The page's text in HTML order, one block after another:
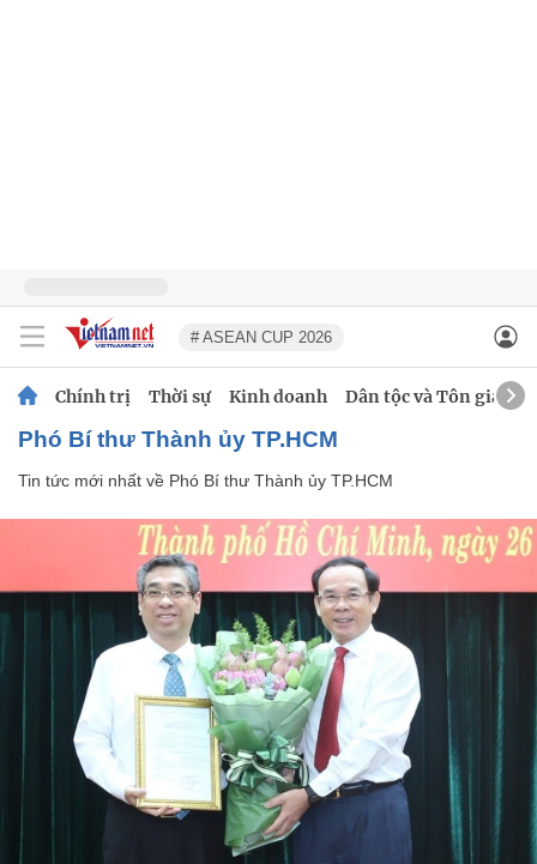
# ASEAN CUP 2026
Chính trị Thời sự Kinh doanh Dân tộc và Tôn giáo
Phó Bí thư Thành ủy TP.HCM
Tin tức mới nhất về Phó Bí thư Thành ủy TP.HCM